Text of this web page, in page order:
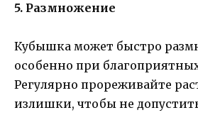
5. Размножение
Кубышка может быстро
особенно при
Регулярно прореживайте
излишки, чтобы не